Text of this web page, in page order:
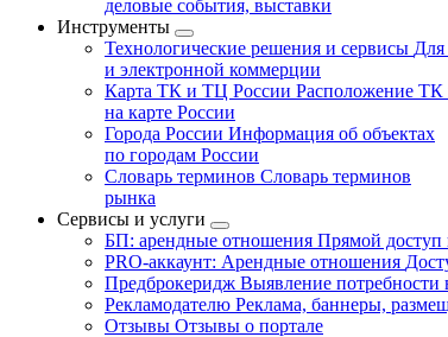
деловые события, выставки
Инструменты
Технологические решения и сервисы Для
и электронной коммерции
Карта ТК и ТЦ России Расположение
на карте России
Города России Информация об объектах
по городам России
Словарь терминов Словарь терминов
рынка
Сервисы и услуги
БП: арендные отношения Прямой доступ
PRO-аккаунт: Арендные отношения
Предброкеридж Выявление потребности
Рекламодателю Реклама, баннеры,
Отзывы Отзывы о портале